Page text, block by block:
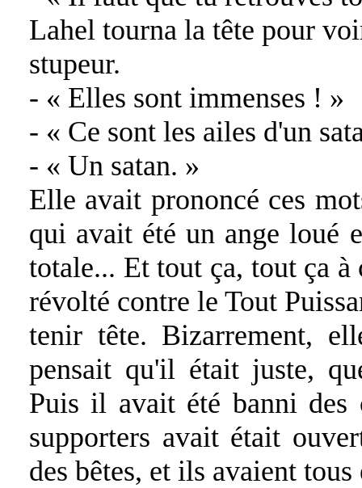
Lahel tourna la tête pour
stupeur.
- « Elles sont immenses ! »
- « Ce sont les ailes d'un
- « Un satan. »
Elle avait prononcé ces
qui avait été un ange loué
totale... Et tout ça, tout ça à
révolté contre le Tout
tenir tête. Bizarrement,
pensait qu'il était juste,
Puis il avait été banni des
supporters avait était
des bêtes, et ils avaient